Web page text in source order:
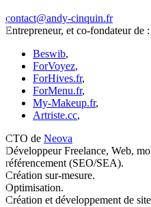
contact@andy-cinquin.fr
Entrepreneur, et co-fondateur de :
Beswib,
ForVoyez,
ForHives.fr,
ForMenu.fr,
My-Makeup.fr,
Artriste.cc,
CTO de Neova
Développeur Freelance, Web,
référencement (SEO/SEA).
Création sur-mesure.
Optimisation.
Création et développement de